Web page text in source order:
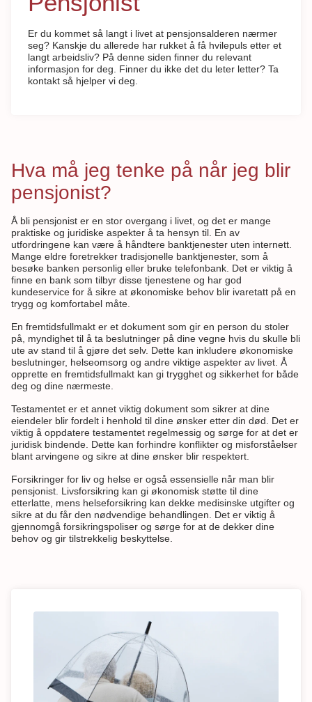
Er du kommet så langt i livet at pensjonsalderen nærmer
seg? Kanskje du allerede har rukket å få hvilepuls etter et
langt arbeidsliv? På denne siden finner du relevant
informasjon for deg. Finner du ikke det du leter letter? Ta
kontakt så hjelper vi deg.
Hva må jeg tenke på når jeg blir
pensjonist?
Å bli pensjonist er en stor overgang i livet, og det er mange
praktiske og juridiske aspekter å ta hensyn til. En av
utfordringene kan være å håndtere banktjenester uten internett.
Mange eldre foretrekker tradisjonelle banktjenester, som å
besøke banken personlig eller bruke telefonbank. Det er viktig å
finne en bank som tilbyr disse tjenestene og har god
kundeservice for å sikre at økonomiske behov blir ivaretatt på en
trygg og komfortabel måte.
En fremtidsfullmakt er et dokument som gir en person du stoler
på, myndighet til å ta beslutninger på dine vegne hvis du skulle bli
ute av stand til å gjøre det selv. Dette kan inkludere økonomiske
beslutninger, helseomsorg og andre viktige aspekter av livet. Å
opprette en fremtidsfullmakt kan gi trygghet og sikkerhet for både
deg og dine nærmeste.
Testamentet er et annet viktig dokument som sikrer at dine
eiendeler blir fordelt i henhold til dine ønsker etter din død. Det er
viktig å oppdatere testamentet regelmessig og sørge for at det er
juridisk bindende. Dette kan forhindre konflikter og misforståelser
blant arvingene og sikre at dine ønsker blir respektert.
Forsikringer for liv og helse er også essensielle når man blir
pensjonist. Livsforsikring kan gi økonomisk støtte til dine
etterlatte, mens helseforsikring kan dekke medisinske utgifter og
sikre at du får den nødvendige behandlingen. Det er viktig å
gjennomgå forsikringspoliser og sørge for at de dekker dine
behov og gir tilstrekkelig beskyttelse.